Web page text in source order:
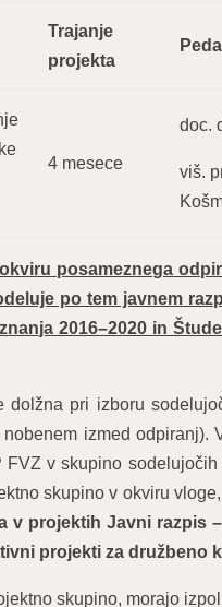
Trajanje
projekta
4 mesece
doc.
viš.
posameznega
po tem javnem
2016–2020 in
dolžna pri izboru
nobenem izmed odpiranj).
v skupino
skupino v okviru
v projektih Javni razpis
projekti za družbeno
skupino, morajo